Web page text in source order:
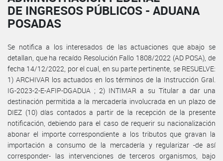
DE INGRESOS PÚBLICOS - ADUANA
POSADAS
Se notifica a los interesados de las actuaciones que abajo se
detallan, que ha recaído Resolución Fallo 1808/2022 (AD POSA), de
fecha 14/12/2022, por el cual, en su parte pertinente, se RESUELVE:
1) ARCHIVAR los actuados en los términos de la Instrucción Gral.
IG-2023-2-E-AFIP-DGADUA ; 2) INTIMAR a su Titular a dar una
destinación permitida a la mercadería involucrada en un plazo de
DIEZ (10) días contados a partir de la recepción de la presente
notificación, debiendo para el caso de requerir su nacionalización
abonar el importe correspondiente a los tributos que gravan la
importación a consumo de la mercadería y regularizar -de así
corresponder- las intervenciones de terceros organismos, bajo